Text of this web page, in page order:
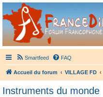
France Didgeridoo
Didgeridoo et Guimbarde sur France
Smartfeed FAQ
Accueil du forum VILLAGE FD
Instruments du monde